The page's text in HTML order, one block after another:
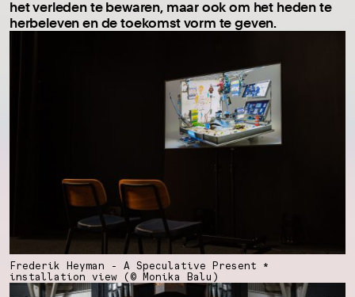
het verleden te bewaren, maar ook om het heden te
herbeleven en de toekomst vorm te geven.
Frederik Heyman - A Speculative Present *
installation view (© Monika Balu)